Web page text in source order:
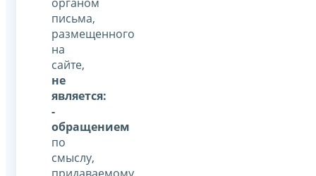
письма,
размещенного
на
сайте,
не
является:
-
обращением
по
смыслу,
придаваемому